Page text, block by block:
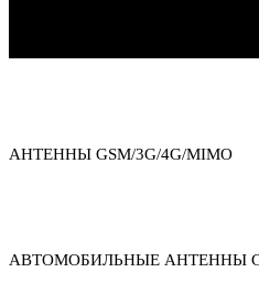
АНТЕННЫ GSM/3G/4G/MIMO
АВТОМОБИЛЬНЫЕ АНТЕННЫ